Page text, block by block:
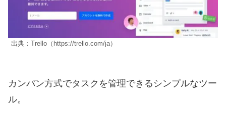
出典：Trello（https://trello.com/ja）
カンバン方式でタスクを管理できるシンプルなツー
ル。